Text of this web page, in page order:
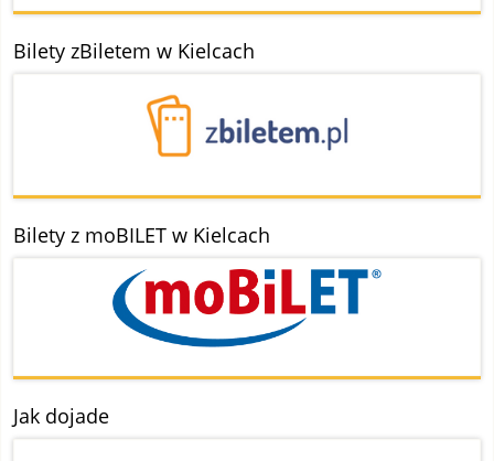
Bilety zBiletem w Kielcach
Bilety z moBILET w Kielcach
Jak dojade